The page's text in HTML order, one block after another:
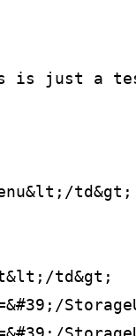
this is just
td&gt;
td&gt;